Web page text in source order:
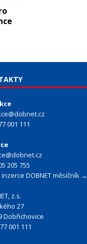
001 111
205 755
DOBNET měsíčník →
z.s.
27
Dobřichovice
001 111